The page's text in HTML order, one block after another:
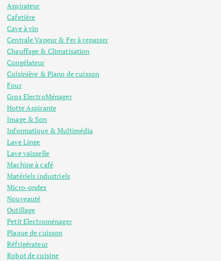
Aspirateur
Cafetière
Cave à vin
Centrale Vapeur & Fer à repasser
Chauffage & Climatisation
Congélateur
Cuisinière & Piano de cuisson
Four
Gros ElectroMénager
Hotte Aspirante
Image & Son
Informatique & Multimédia
Lave Linge
Lave vaisselle
Machine à café
Matériels industriels
Micro-ondes
Nouveauté
Outillage
Petit Electroménager
Plaque de cuisson
Réfrigérateur
Robot de cuisine